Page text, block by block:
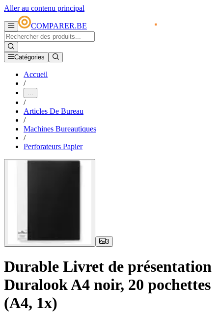
Aller au contenu principal
COMPARER.BE
Catégories
Accueil
/
...
/
Articles De Bureau
/
Machines Bureautiques
/
Perforateurs Papier
3
Durable Livret de présentation
Duralook A4 noir, 20 pochettes
(A4, 1x)